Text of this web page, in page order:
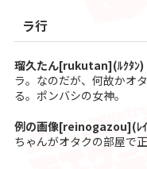
ラ行
瑠久たん[rukutan](ﾙｸﾀﾝ)
ラ。なのだが、何故かオ
る。ポンバシの女神。
例の画像[reinogazou](ﾚｲ
ちゃんがオタクの部屋で